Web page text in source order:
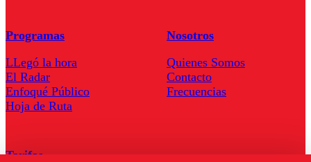
Programas
LLegó la hora
El Radar
Enfoqué Público
Hoja de Ruta
Nosotros
Quienes Somos
Contacto
Frecuencias
Tarifas